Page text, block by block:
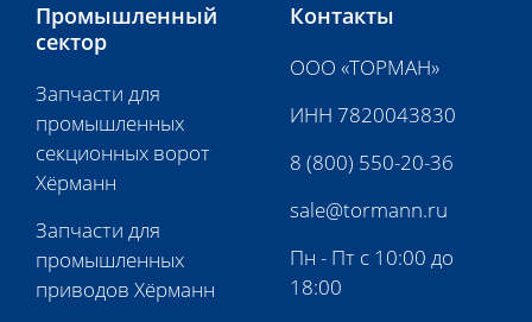
Промышленный
сектор
Запчасти для
промышленных
секционных ворот
Хёрманн
Запчасти для
промышленных
приводов Хёрманн
Контакты
ООО «ТОРМАН»
ИНН 7820043830
8 (800) 550-20-36
sale@tormann.ru
Пн - Пт с 10:00 до
18:00